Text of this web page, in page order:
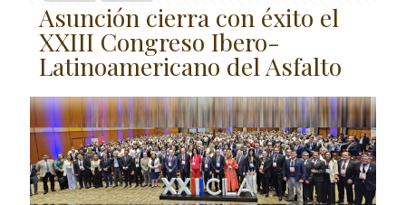
Asunción cierra con éxito el
XXIII Congreso Ibero-
Latinoamericano del Asfalto